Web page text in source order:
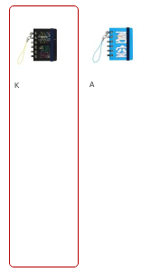
K A